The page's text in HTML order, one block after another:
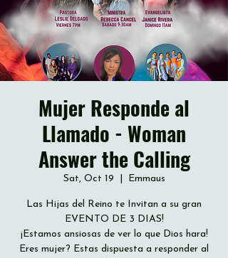
Mujer Responde al
Llamado - Woman
Answer the Calling
Sat, Oct 19 Emmaus
Las Hijas del Reino te Invitan a su gran
EVENTO DE 3 DIAS!
¡Estamos ansiosas de ver lo que Dios hara!
Eres mujer? Estas dispuesta a responder al